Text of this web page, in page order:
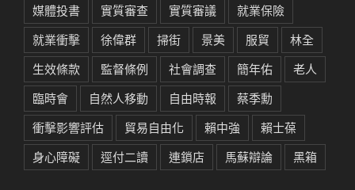
媒體投書
實質審查 實質審議
就業保險
就業衝擊
徐偉群 掃街 景美 服貿
林全
生效條款
監督條例 社會調查 簡年佑
老人
臨時會
自然人移動 自由時報
蔡季勳
衝擊影響評估
貿易自由化 賴中強
賴士葆
身心障礙
逕付二讀 連鎖店 馬蘇辯論 黑箱